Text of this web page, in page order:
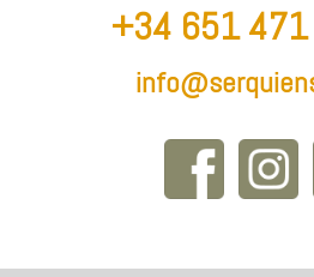
+34 651